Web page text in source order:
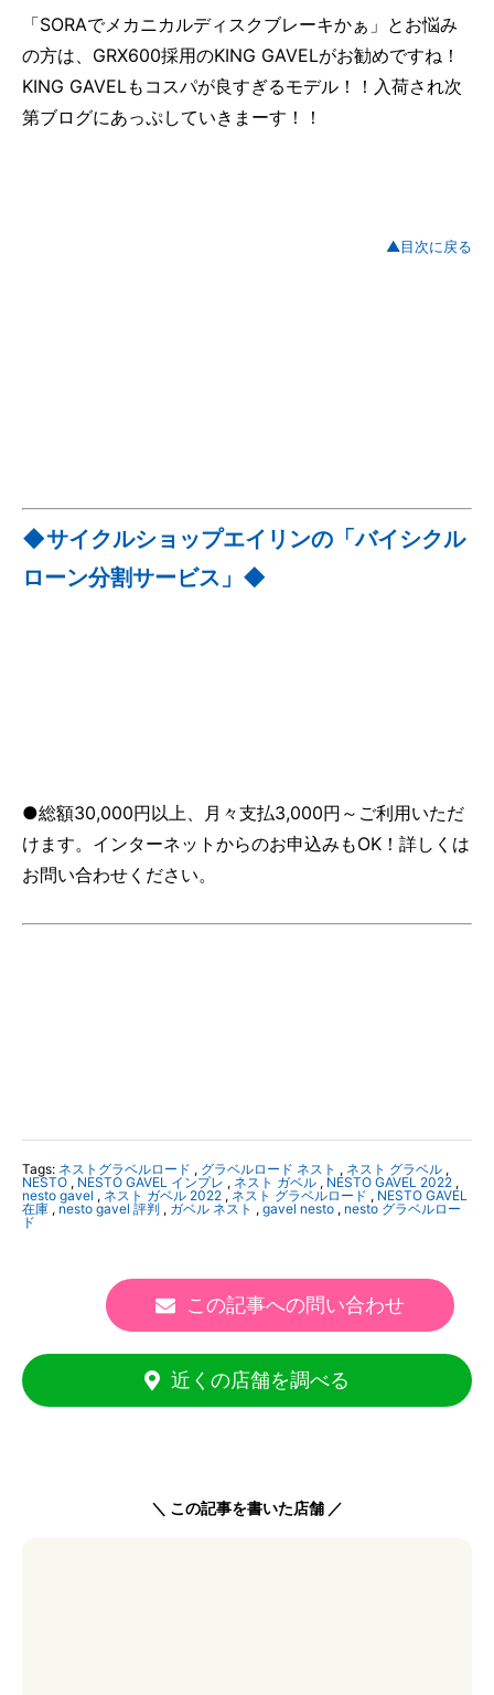
「SORAでメカニカルディスクブレーキかぁ」とお悩み
の方は、GRX600採用のKING GAVELがお勧めですね！
KING GAVELもコスパが良すぎるモデル！！入荷され次
第ブログにあっぷしていきまーす！！
▲目次に戻る
◆サイクルショップエイリンの「バイシクル
ローン分割サービス」◆
●総額30,000円以上、月々支払3,000円～ご利用いただ
けます。インターネットからのお申込みもOK！詳しくは
お問い合わせください。
Tags: ネストグラベルロード , グラベルロード ネスト , ネスト グラベル ,
NESTO , NESTO GAVEL インプレ , ネスト ガベル , NESTO GAVEL 2022 ,
nesto gavel , ネスト ガベル 2022 , ネスト グラベルロード , NESTO GAVEL
在庫 , nesto gavel 評判 , ガベル ネスト , gavel nesto , nesto グラベルロー
ド
この記事への問い合わせ
近くの店舗を調べる
＼ この記事を書いた店舗 ／